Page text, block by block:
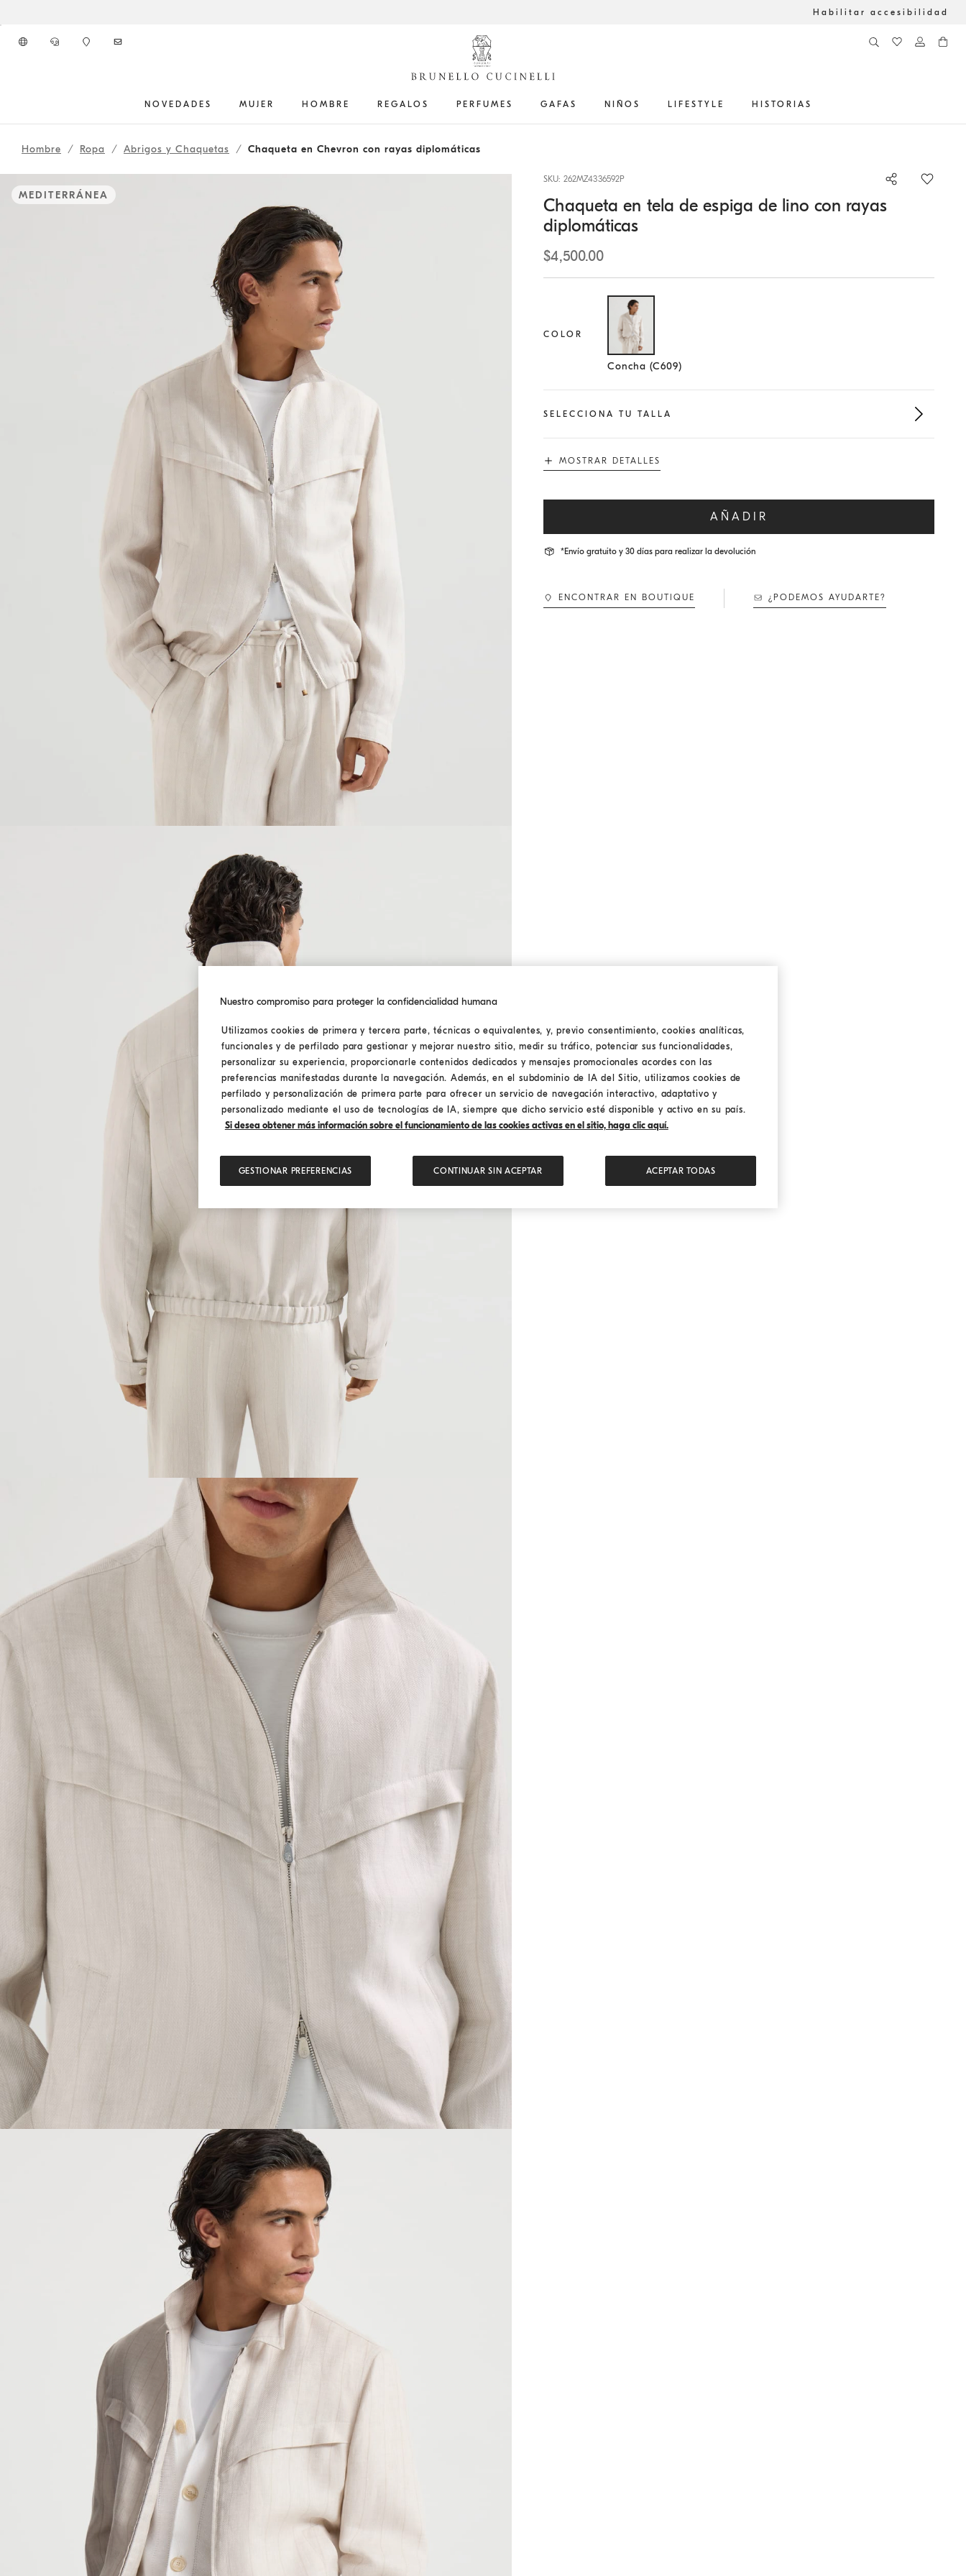
Habilitar accesibilidad
NOVEDADES MUJER HOMBRE REGALOS PERFUMES GAFAS NIÑOS LIFESTYLE HISTORIAS
Hombre Ropa Abrigos y Chaquetas Chaqueta en Chevron con rayas diplomáticas
MEDITERRÁNEA
SKU: 262MZ4336592P
Chaqueta en tela de espiga de lino con rayas
diplomáticas
$4,500.00
COLOR
Talla seleccionada
Concha (C609)
SELECCIONA TU TALLA
MOSTRAR DETALLES
AÑADIR
*Envío gratuito y 30 días para realizar la devolución
ENCONTRAR EN BOUTIQUE ¿PODEMOS AYUDARTE?
Nuestro compromiso para proteger la confidencialidad humana
Utilizamos cookies de primera y tercera parte, técnicas o equivalentes, y, previo consentimiento, cookies analíticas,
funcionales y de perfilado para gestionar y mejorar nuestro sitio, medir su tráfico, potenciar sus funcionalidades,
personalizar su experiencia, proporcionarle contenidos dedicados y mensajes promocionales acordes con las
preferencias manifestadas durante la navegación. Además, en el subdominio de IA del Sitio, utilizamos cookies de
perfilado y personalización de primera parte para ofrecer un servicio de navegación interactivo, adaptativo y
personalizado mediante el uso de tecnologías de IA, siempre que dicho servicio esté disponible y activo en su país.
Si desea obtener más información sobre el funcionamiento de las cookies activas en el sitio, haga clic aquí.
GESTIONAR PREFERENCIAS CONTINUAR SIN ACEPTAR ACEPTAR TODAS